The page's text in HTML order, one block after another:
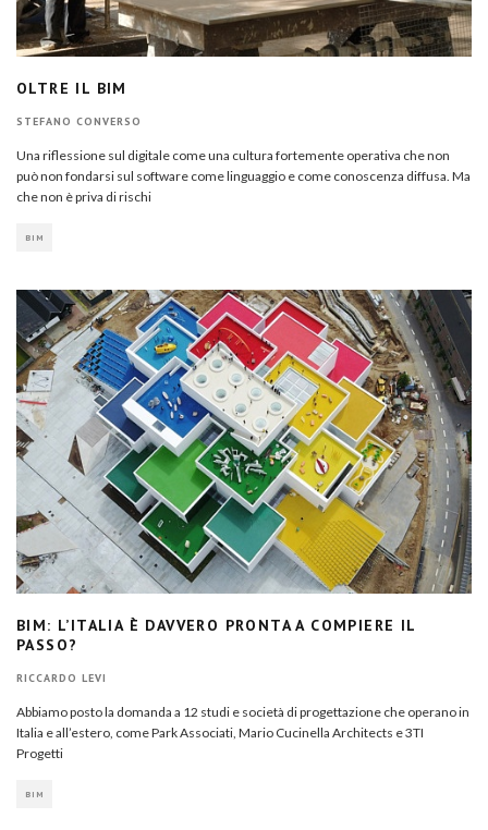
OLTRE IL BIM
STEFANO CONVERSO
Una riflessione sul digitale come una cultura fortemente operativa che non
può non fondarsi sul software come linguaggio e come conoscenza diffusa. Ma
che non è priva di rischi
BIM
BIM: L’ITALIA È DAVVERO PRONTA A COMPIERE IL
PASSO?
RICCARDO LEVI
Abbiamo posto la domanda a 12 studi e società di progettazione che operano in
Italia e all’estero, come Park Associati, Mario Cucinella Architects e 3TI
Progetti
BIM